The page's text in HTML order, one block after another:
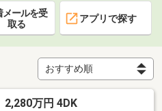
メールを受
取る
アプリで探す
2,280万円 4DK